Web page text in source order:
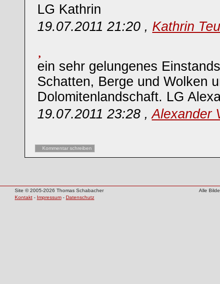
LG Kathrin
19.07.2011 21:20 , Kathrin
ein sehr gelungenes
Schatten, Berge und Wolken
Dolomitenlandschaft. LG
19.07.2011 23:28 ,Alexander
Kommentar schreiben
Site © 2005-2026 Thomas Schabacher
Alle
Kontakt - Impressum - Datenschutz